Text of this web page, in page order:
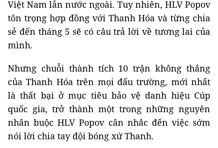
Việt Nam lẫn nước ngoài. Tuy nhiên, HLV Popov
tôn trọng hợp đồng với Thanh Hóa và từng chia
sẻ đến tháng 5 sẽ có câu trả lời về tương lai của
mình.
Nhưng chuỗi thành tích 10 trận không thắng
của Thanh Hóa trên mọi đấu trường, mới nhất
là thất bại ở mục tiêu bảo vệ danh hiệu Cúp
quốc gia, trở thành một trong những nguyên
nhân buộc HLV Popov cân nhắc đến việc sớm
nói lời chia tay đội bóng xứ Thanh.